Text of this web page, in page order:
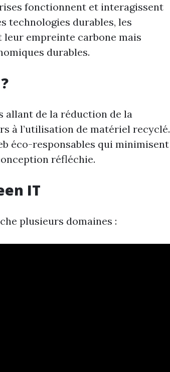
fonctionnent et interagissent
technologies durables, les
empreinte carbone mais
durables.
allant de la réduction de la
à l’utilisation de matériel recyclé.
éco-responsables qui minimisent
réfléchie.
IT
plusieurs domaines :